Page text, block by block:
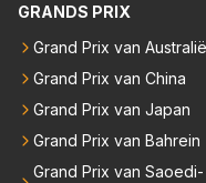
enkele deur wil
ut" auto's. Als laatste denk ik dat Max
weet hoe bij andere
nu heeft bij Red Bull.
roen is hoef je hem
nstige klachten. Oh
deel. Oh ja, welke?
edewerking van Pirelli. In mijn ogen wordt het
oor lastig om de
cht volgt deze
GRANDS PRIX
Grand Prix van Australië
Grand Prix van China
Grand Prix van Japan
Grand Prix van Bahrein
Grand Prix van Saoedi-